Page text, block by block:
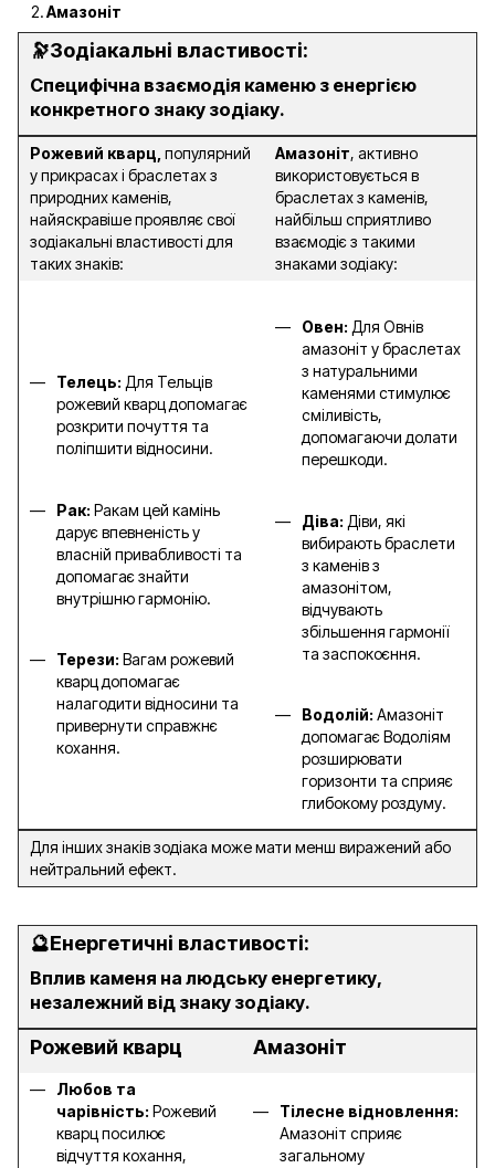
Амазоніт
🔭Зодіакальні властивості:
Специфічна взаємодія каменю з енергією
конкретного знаку зодіаку.
Рожевий кварц, популярний
у прикрасах і браслетах з
природних каменів,
найяскравіше проявляє свої
зодіакальні властивості для
таких знаків:
Амазоніт, активно
використовується в
браслетах з каменів,
найбільш сприятливо
взаємодіє з такими
знаками зодіаку:
Телець: Для Тельців
рожевий кварц допомагає
розкрити почуття та
поліпшити відносини.
Рак: Ракам цей камінь
дарує впевненість у
власній привабливості та
допомагає знайти
внутрішню гармонію.
Терези: Вагам рожевий
кварц допомагає
налагодити відносини та
привернути справжнє
кохання.
Овен: Для Овнів
амазоніт у браслетах
з натуральними
каменями стимулює
сміливість,
допомагаючи долати
перешкоди.
Діва: Діви, які
вибирають браслети
з каменів з
амазонітом,
відчувають
збільшення гармонії
та заспокоєння.
Водолій: Амазоніт
допомагає Водоліям
розширювати
горизонти та сприяє
глибокому роздуму.
Для інших знаків зодіака може мати менш виражений або
нейтральний ефект.
🔮Енергетичні властивості:
Вплив каменя на людську енергетику,
незалежний від знаку зодіаку.
Рожевий кварц Амазоніт
Любов та
чарівність: Рожевий
кварц посилює
відчуття кохання,
Тілесне відновлення:
Амазоніт сприяє
загальному